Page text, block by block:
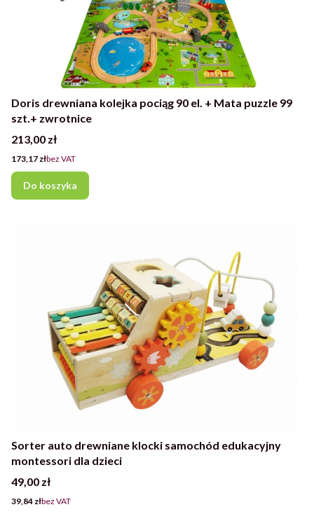
Doris drewniana kolejka pociąg 90 el. + Mata puzzle 99
szt.+ zwrotnice
Cena
213,00 zł
Cena
173,17 złbez VAT
Do koszyka
Sorter auto drewniane klocki samochód edukacyjny
montessori dla dzieci
Cena
49,00 zł
Cena
39,84 złbez VAT